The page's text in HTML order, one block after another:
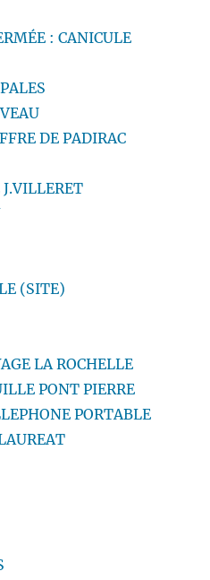
: CANICULE
DE PADIRAC
(SITE)
LA ROCHELLE
PONT PIERRE
PORTABLE